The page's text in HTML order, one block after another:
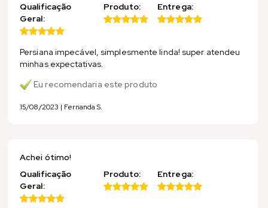
Qualificação
Geral:
Produto: Entrega:
Persiana impecável, simplesmente linda! super atendeu
minhas expectativas.
Eu recomendaria este produto
15/08/2023 | Fernanda S.
Achei ótimo!
Qualificação
Geral:
Produto: Entrega: